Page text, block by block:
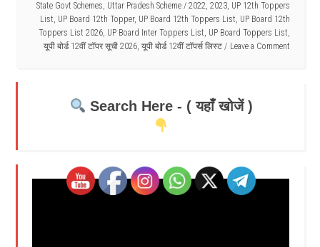
State Govt Schemes, Uttar Pradesh Scheme / 2022, 2023, UP 12th Toppers
List, UP Board 12th Topper, UP Board 12th Toppers List, UP Board 12th
Toppers List 2026, UP Board Inter Toppers List, UP Board Toppers List,
यूपी बोर्ड 12वीं टॉपर सूची 2026, यूपी बोर्ड 12वीं टॉपर्स लिस्ट Leave a Comment
Search Here - ( यहाँ खोजें )